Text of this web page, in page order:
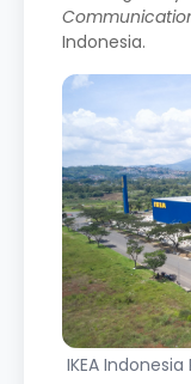
Indonesia.
IKEA Indonesia